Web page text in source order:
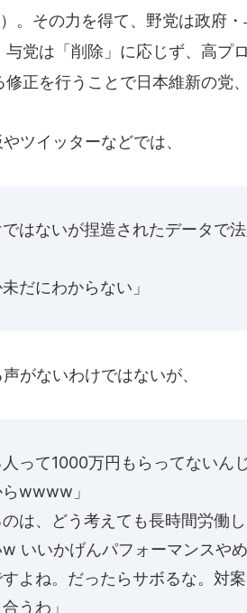
。その力を得て、野党は政府
党は「削除」に応じず、高プ
正を行うことで日本維新の党
ツイッターなどでは、
ではないが捏造されたデータで
だにわからない」
がないわけではないが、
って1000万円もらってないん
wwww」
は、どう考えても長時間労働し
いいかげんパフォーマンスやめ
すよね。だったらサボるな。対
うわ」